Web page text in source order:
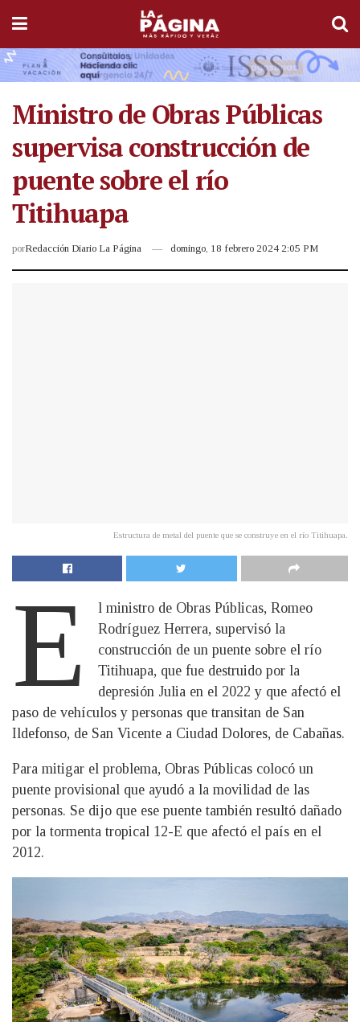
Ministro de Obras Públicas
supervisa construcción de
puente sobre el río
Titihuapa
porRedacción Diario La Página domingo, 18 febrero 2024 2:05 PM
Estructura de metal del puente que se construye en el río Titihuapa.
E
l ministro de Obras Públicas, Romeo
Rodríguez Herrera, supervisó la
construcción de un puente sobre el río
Titihuapa, que fue destruido por la
depresión Julia en el 2022 y que afectó el
paso de vehículos y personas que transitan de San
Ildefonso, de San Vicente a Ciudad Dolores, de Cabañas.
Para mitigar el problema, Obras Públicas colocó un
puente provisional que ayudó a la movilidad de las
personas. Se dijo que ese puente también resultó dañado
por la tormenta tropical 12-E que afectó el país en el
2012.